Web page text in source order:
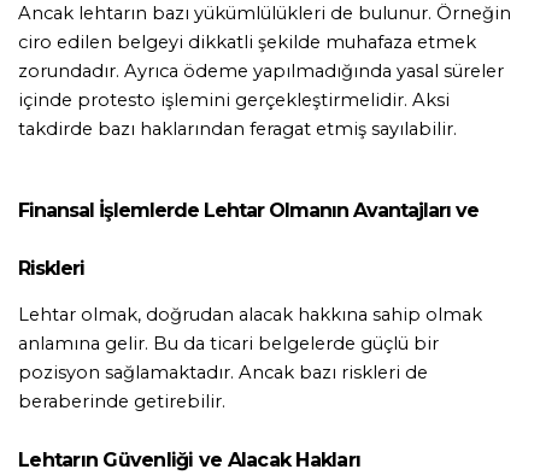
Ancak lehtarın bazı yükümlülükleri de bulunur. Örneğin
ciro edilen belgeyi dikkatli şekilde muhafaza etmek
zorundadır. Ayrıca ödeme yapılmadığında yasal süreler
içinde protesto işlemini gerçekleştirmelidir. Aksi
takdirde bazı haklarından feragat etmiş sayılabilir.
Finansal İşlemlerde Lehtar Olmanın Avantajları ve
Riskleri
Lehtar olmak, doğrudan alacak hakkına sahip olmak
anlamına gelir. Bu da ticari belgelerde güçlü bir
pozisyon sağlamaktadır. Ancak bazı riskleri de
beraberinde getirebilir.
Lehtarın Güvenliği ve Alacak Hakları